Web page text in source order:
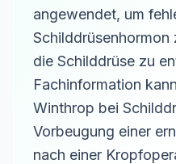
angewendet, um
die Schilddrüse zu
Fachinformation
Winthrop bei
Vorbeugung einer
nach einer